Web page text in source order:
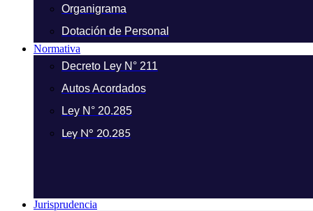
Organigrama
Dotación de Personal
Normativa
Decreto Ley N° 211
Autos Acordados
Ley N° 20.285
Ley N° 20.285
Jurisprudencia